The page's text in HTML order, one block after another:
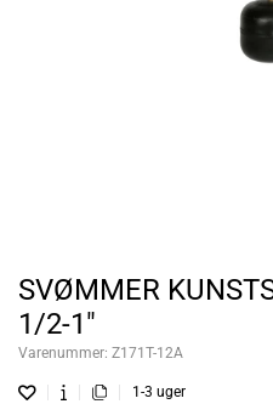
SVØMMER
1/2-1"
Varenummer: Z171T-12A
1-3 uger